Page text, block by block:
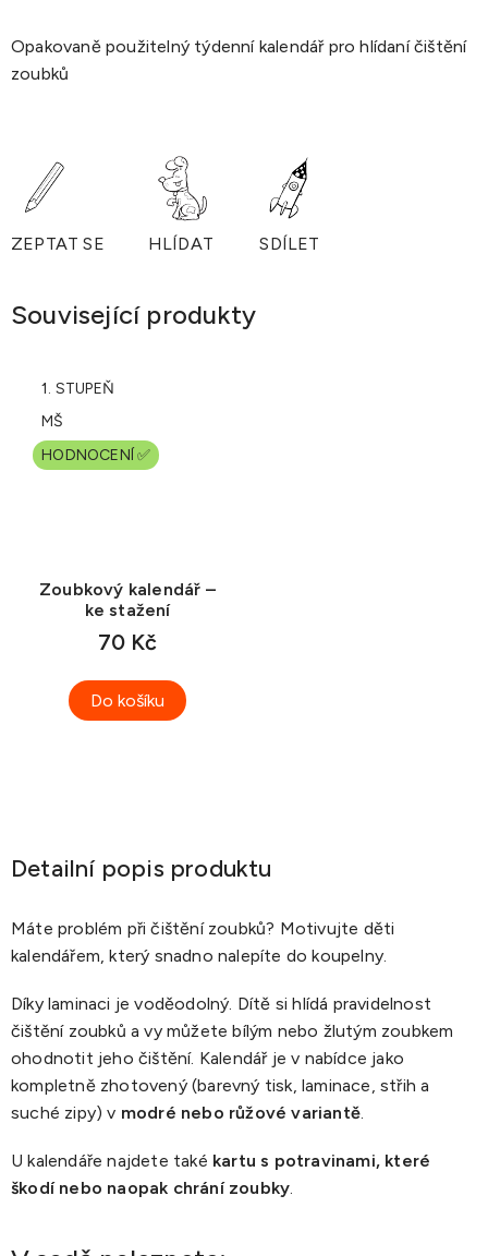
Opakovaně použitelný týdenní kalendář pro hlídaní čištění
zoubků
ZEPTAT SE HLÍDAT SDÍLET
Související produkty
1. STUPEŇ
MŠ
HODNOCENÍ ✅
Zoubkový kalendář –
ke stažení
70 Kč
Do košíku
Detailní popis produktu
Máte problém při čištění zoubků? Motivujte děti
kalendářem, který snadno nalepíte do koupelny.
Díky laminaci je voděodolný. Dítě si hlídá pravidelnost
čištění zoubků a vy můžete bílým nebo žlutým zoubkem
ohodnotit jeho čištění. Kalendář je v nabídce jako
kompletně zhotovený (barevný tisk, laminace, střih a
suché zipy) v modré nebo růžové variantě.
U kalendáře najdete také kartu s potravinami, které
škodí nebo naopak chrání zoubky.